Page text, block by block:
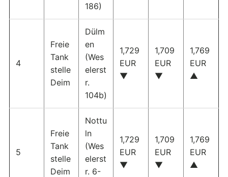
186)
4
Freie
Tank
stelle
Deim
Dülm
en
(Wes
elerst
r.
104b)
1,729
EUR
▼
1,709
EUR
▼
1,769
EUR
▲
5
Freie
Tank
stelle
Deim
Nottu
ln
(Wes
elerst
r. 6-
1,729
EUR
▼
1,709
EUR
▼
1,769
EUR
▲